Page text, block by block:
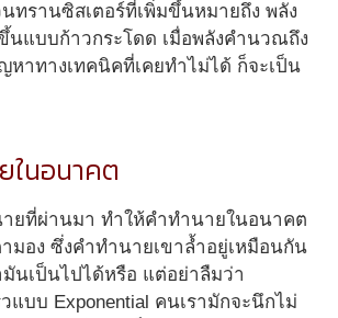
ทรานซิสเตอร์ที่เพิ่มขึ้นหมายถึง พลัง
แบบก้าวกระโดด เมื่อพลังคำนวณถึง
หาทางเทคนิคที่เคยทำไม่ได้ ก็จะเป็น
ในอนาคต
ยที่ผ่านมา ทำให้คำทำนายในอนาคต
มอง ซึ่งคำทำนายเขาล้ำอยู่เหมือนกัน
มันเป็นไปได้หรือ แต่อย่าลืมว่า
วแบบ Exponential คนเรามักจะนึกไม่